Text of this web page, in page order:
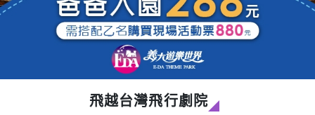
◢
飛越台灣飛行劇院